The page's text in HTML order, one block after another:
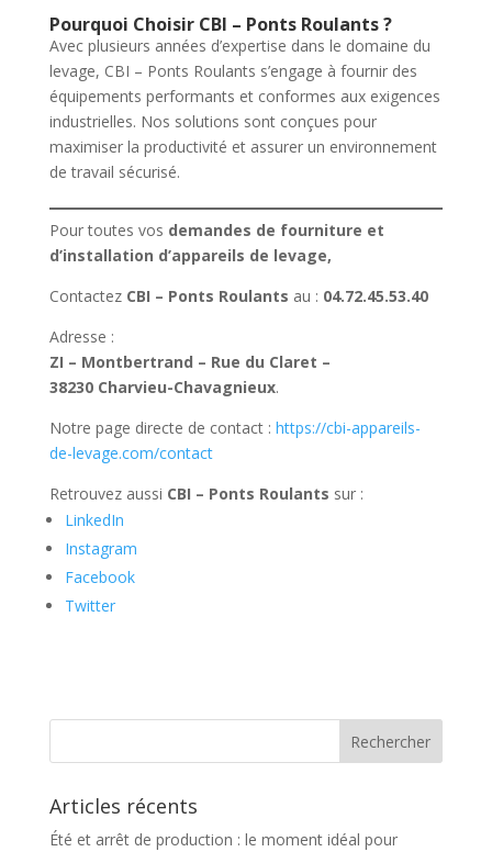
Pourquoi Choisir CBI – Ponts Roulants ?
Avec plusieurs années d’expertise dans le domaine du
levage, CBI – Ponts Roulants s’engage à fournir des
équipements performants et conformes aux exigences
industrielles. Nos solutions sont conçues pour
maximiser la productivité et assurer un environnement
de travail sécurisé.
Pour toutes vos demandes de fourniture et
d’installation d’appareils de levage,
Contactez CBI – Ponts Roulants au : 04.72.45.53.40
Adresse :
ZI – Montbertrand – Rue du Claret –
38230 Charvieu-Chavagnieux.
Notre page directe de contact : https://cbi-appareils-
de-levage.com/contact
Retrouvez aussi CBI – Ponts Roulants sur :
LinkedIn
Instagram
Facebook
Twitter
Articles récents
Été et arrêt de production : le moment idéal pour